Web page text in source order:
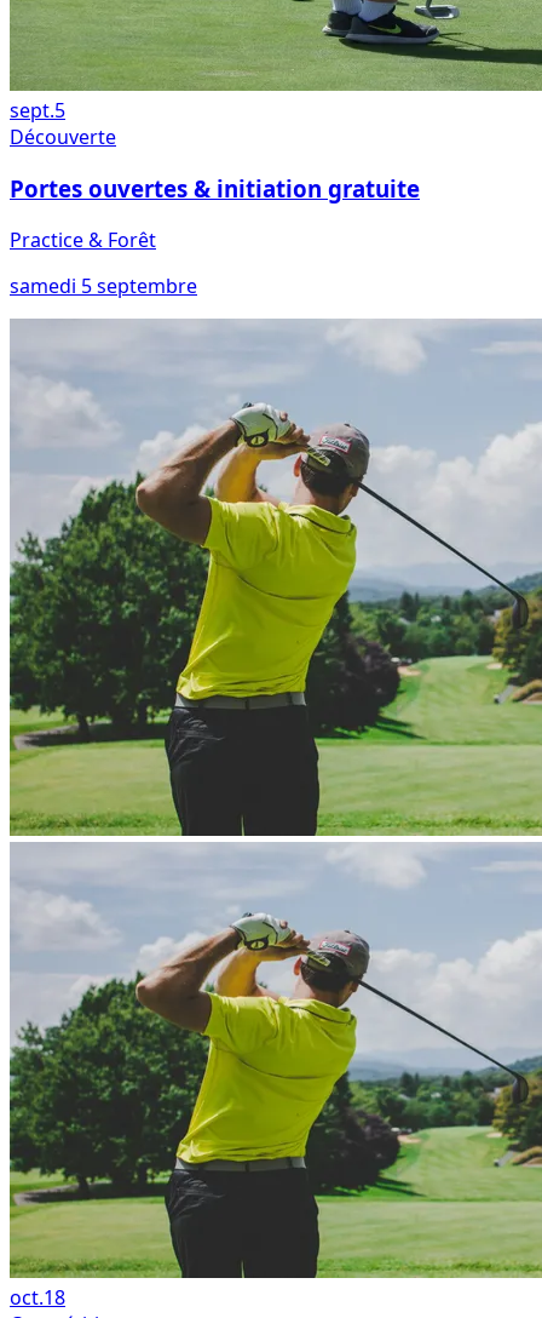
sept.5
Découverte
Portes ouvertes & initiation gratuite
Practice & Forêt
samedi 5 septembre
oct.18